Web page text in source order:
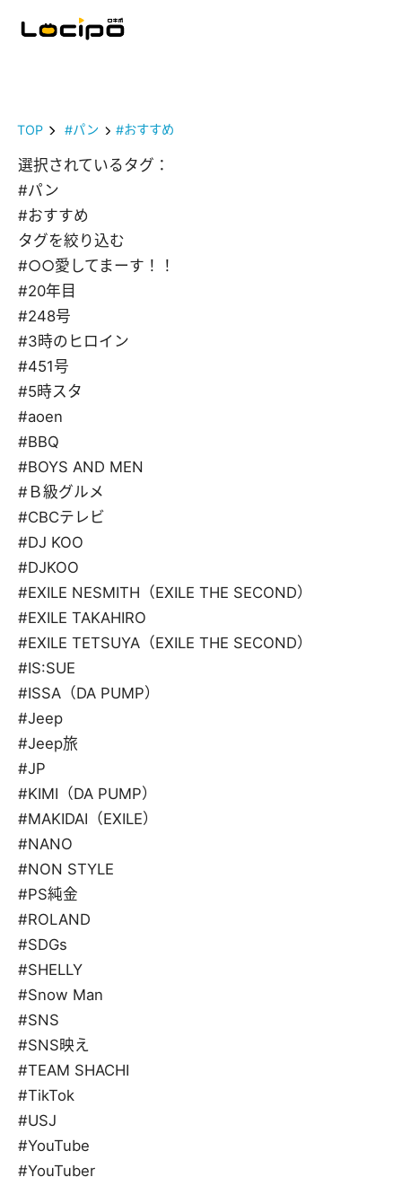
TOP #パン #おすすめ
選択されているタグ：
#パン
#おすすめ
タグを絞り込む
#○○愛してまーす！！
#20年目
#248号
#3時のヒロイン
#451号
#5時スタ
#aoen
#BBQ
#BOYS AND MEN
#Ｂ級グルメ
#CBCテレビ
#DJ KOO
#DJKOO
#EXILE NESMITH（EXILE THE SECOND）
#EXILE TAKAHIRO
#EXILE TETSUYA（EXILE THE SECOND）
#IS:SUE
#ISSA（DA PUMP）
#Jeep
#Jeep旅
#JP
#KIMI（DA PUMP）
#MAKIDAI（EXILE）
#NANO
#NON STYLE
#PS純金
#ROLAND
#SDGs
#SHELLY
#Snow Man
#SNS
#SNS映え
#TEAM SHACHI
#TikTok
#USJ
#YouTube
#YouTuber